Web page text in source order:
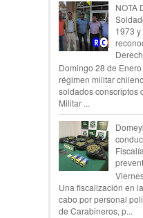
NOTA
1973
Domingo 28 de
régimen militar
soldados conscriptos
Militar ...
Una fiscalización en
cabo por personal
de Carabineros, p...